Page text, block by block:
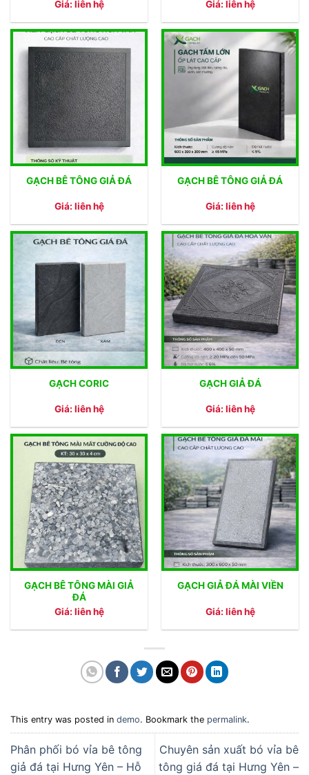
Giá: liên hệ Giá: liên hệ
GẠCH BÊ TÔNG GIẢ ĐÁ
Giá: liên hệ
GẠCH BÊ TÔNG GIẢ ĐÁ
Giá: liên hệ
GẠCH CORIC
Giá: liên hệ
GẠCH GIẢ ĐÁ
Giá: liên hệ
GẠCH BÊ TÔNG MÀI GIẢ
ĐÁ
Giá: liên hệ
GẠCH GIẢ ĐÁ MÀI VIỀN
Giá: liên hệ
This entry was posted in demo. Bookmark the permalink.
Phân phối bó vỉa bê tông
giả đá tại Hưng Yên – Hỗ
Chuyên sản xuất bó vỉa bê
tông giá đá tại Hưng Yên –